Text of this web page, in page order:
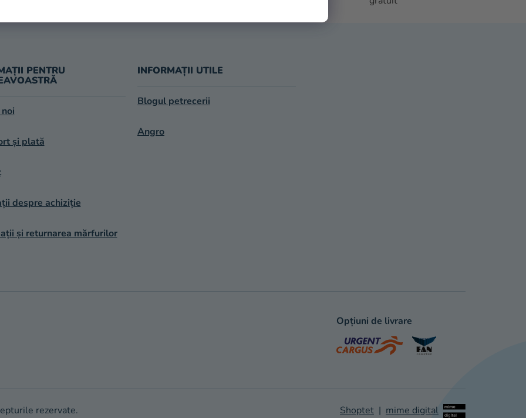
PENTRU
și plată
despre achiziție
și returnarea mărfurilor
INFORMAȚII UTILE
Blogul petrecerii
Angro
Opțiuni de livrare
Shoptet | mime digital
rezervate.